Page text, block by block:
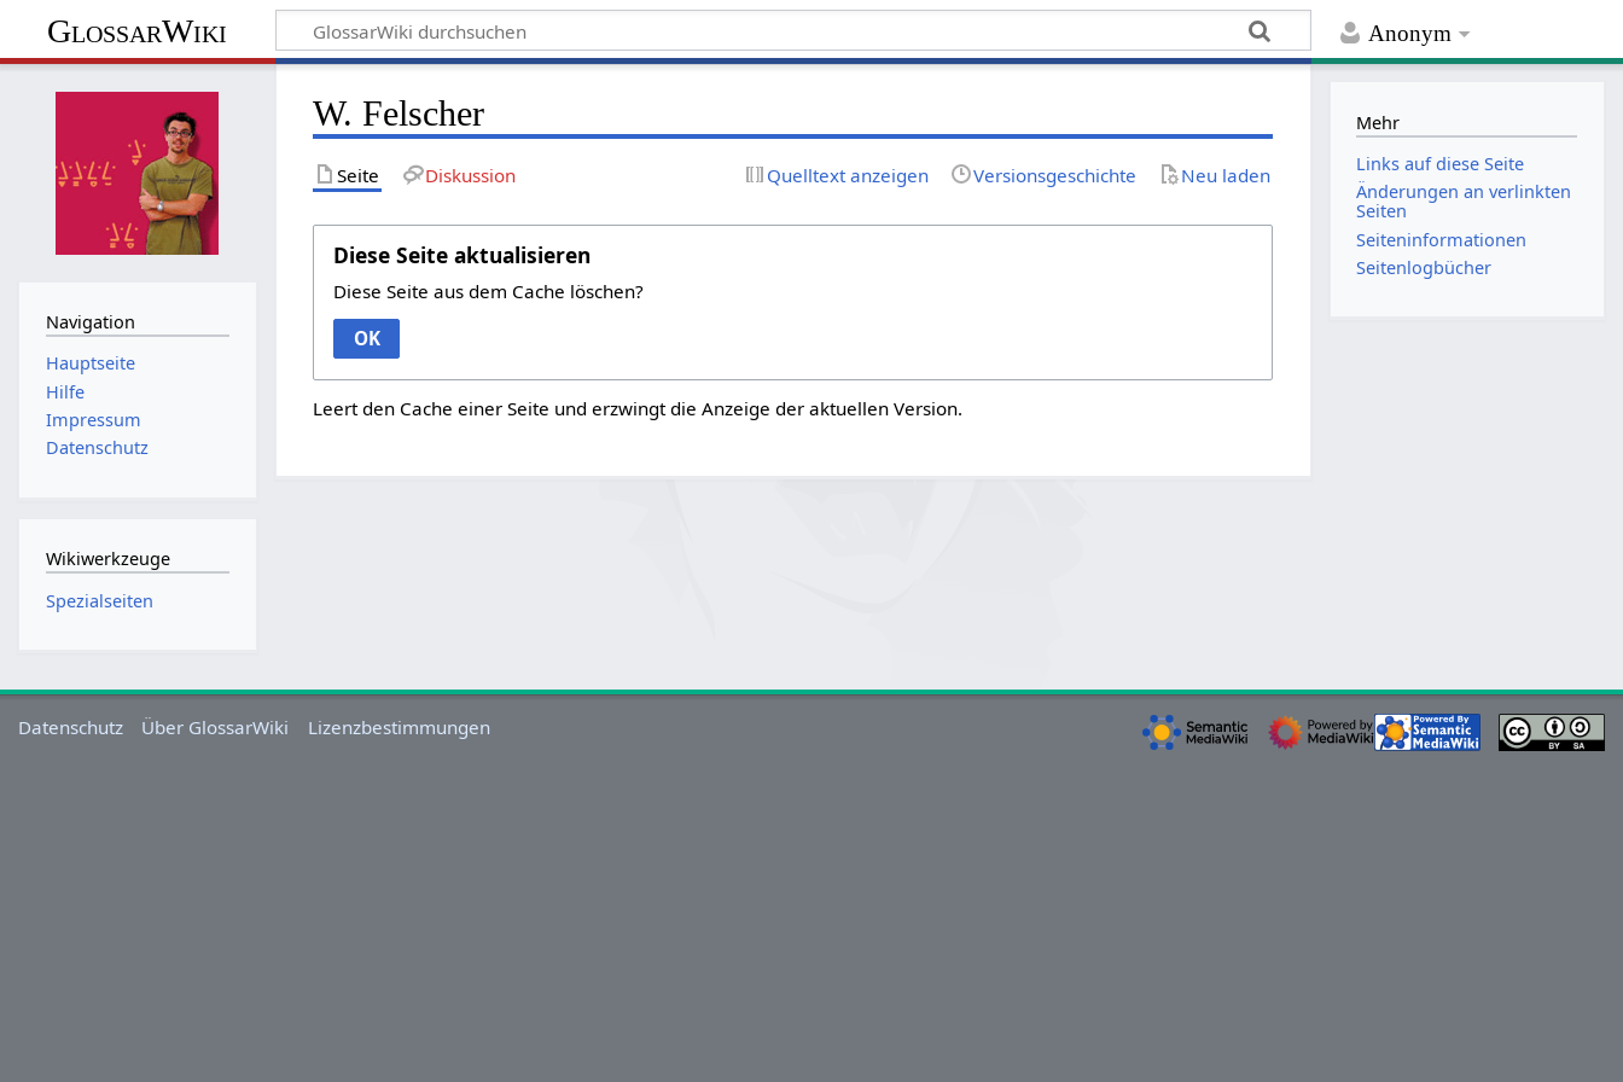
Anonym
GlossarWiki
W. Felscher
Seite Diskussion Quelltext anzeigen Versionsgeschichte Neu laden
Diese Seite aktualisieren
Diese Seite aus dem Cache löschen?
OK
Leert den Cache einer Seite und erzwingt die Anzeige der aktuellen Version.
Navigation
Hauptseite
Hilfe
Impressum
Datenschutz
Wikiwerkzeuge
Spezialseiten
Mehr
Links auf diese Seite
Änderungen an verlinkten
Seiten
Seiten­­informationen
Seitenlogbücher
Datenschutz Über GlossarWiki Lizenzbestimmungen